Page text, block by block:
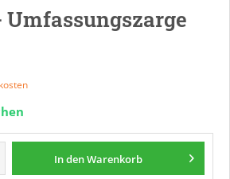
In denWarenkorb